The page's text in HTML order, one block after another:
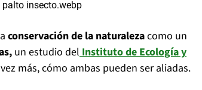
conservación de la naturalezacomo un
un estudio delInstituto de Ecología y
más, cómo ambas pueden ser aliadas.